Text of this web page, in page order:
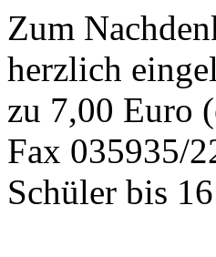
Zum
herzlich
zu 7,00 Euro
Fax 035935/
Schüler bis